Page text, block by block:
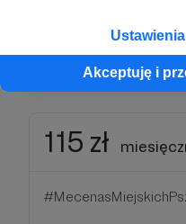
Akceptuję i
Patroni: 0
115 zł